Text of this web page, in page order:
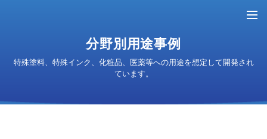
サンプルテスト
お申込み
分野別用途事例
特殊塗料、特殊インク、化粧品、医薬等への用途を想定して開発され
ています。